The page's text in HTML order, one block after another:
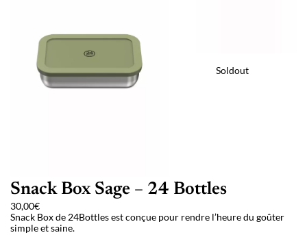
Soldout
Snack Box Sage – 24 Bottles
30,00€
Snack Box de 24Bottles est conçue pour rendre l’heure du goûter
simple et saine.